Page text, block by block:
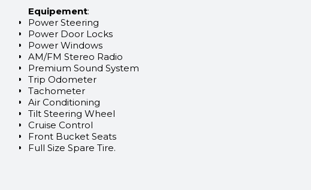
Equipement:
Power Steering
Power Door Locks
Power Windows
AM/FM Stereo Radio
Premium Sound System
Trip Odometer
Tachometer
Air Conditioning
Tilt Steering Wheel
Cruise Control
Front Bucket Seats
Full Size Spare Tire.